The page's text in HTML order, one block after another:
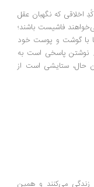
که نگهبان عقل
فاشیست باشند؛
و پوست خود
پاسخی است به
ستایشی است از
می‌کنند و همین